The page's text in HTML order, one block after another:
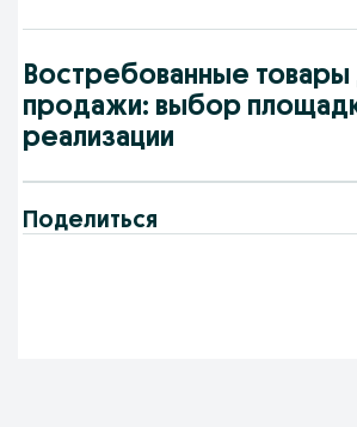
Востребованные товары
продажи: выбор
реализации
Поделиться